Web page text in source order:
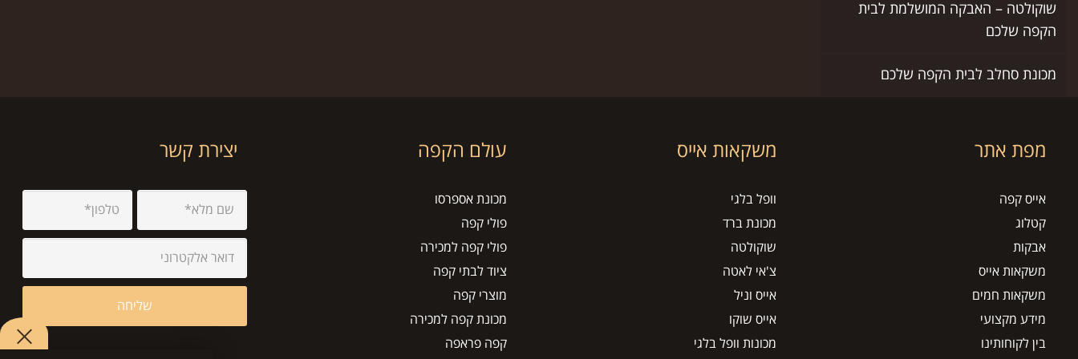
שוקולטה – האבקה המושלמת לבית
הקפה שלכם
מכונת סחלב לבית הקפה שלכם
מפת אתר
אייס קפה
קטלוג
אבקות
משקאות אייס
משקאות חמים
מידע מקצועי
בין לקוחותינו
משקאות אייס
וופל בלגי
מכונת ברד
שוקולטה
צ'אי לאטה
אייס וניל
אייס שוקו
מכונות וופל בלגי
עולם הקפה
מכונת אספרסו
פולי קפה
פולי קפה למכירה
ציוד לבתי קפה
מוצרי קפה
מכונת קפה למכירה
קפה פראפה
יצירת קשר